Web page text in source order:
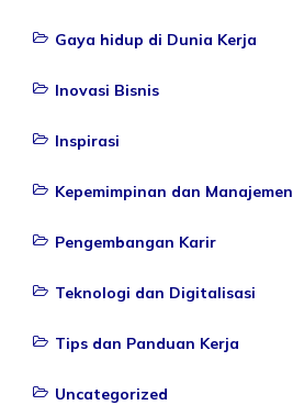
Gaya hidup di Dunia Kerja
Inovasi Bisnis
Inspirasi
Kepemimpinan dan Manajemen
Pengembangan Karir
Teknologi dan Digitalisasi
Tips dan Panduan Kerja
Uncategorized